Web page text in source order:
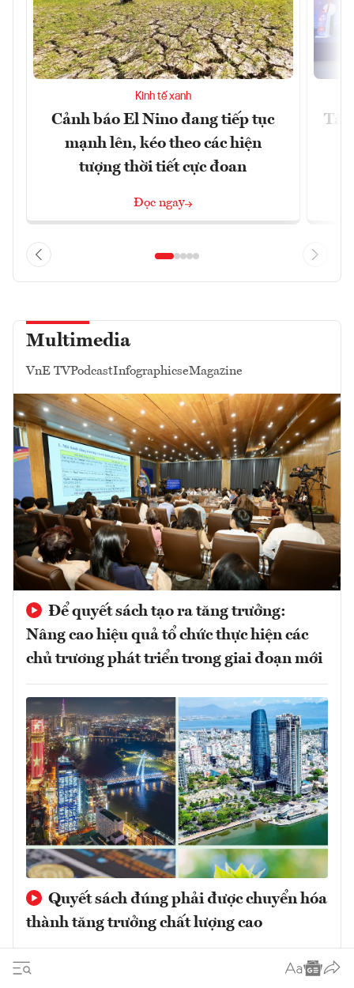
Kinh tế xanh
Cảnh báo El Nino đang tiếp tục
mạnh lên, kéo theo các hiện
tượng thời tiết cực đoan
Đọc ngay
Multimedia
VnE TVPodcastInfographicseMagazine
Để quyết sách tạo ra tăng trưởng:
Nâng cao hiệu quả tổ chức thực hiện các
chủ trương phát triển trong giai đoạn mới
Quyết sách đúng phải được chuyển hóa
thành tăng trưởng chất lượng cao